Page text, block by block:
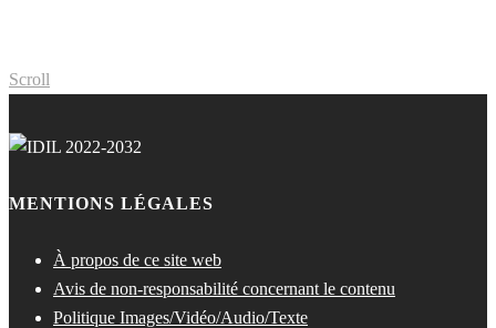
Scroll
MENTIONS LÉGALES
À propos de ce site web
Avis de non-responsabilité concernant le contenu
Politique Images/Vidéo/Audio/Texte